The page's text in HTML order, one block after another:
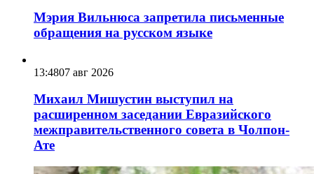
Мэрия Вильнюса запретила письменные
обращения на русском языке
13:4807 авг 2026
Михаил Мишустин выступил на
расширенном заседании Евразийского
межправительственного совета в Чолпон-
Ате